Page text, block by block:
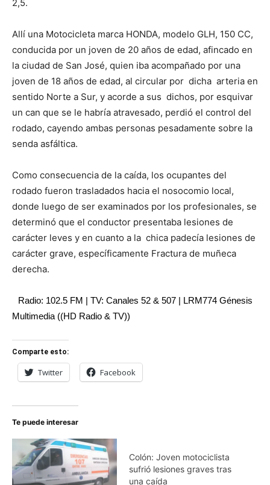
2,5.
Allí una Motocicleta marca HONDA, modelo GLH, 150 CC,
conducida por un joven de 20 años de edad, afincado en
la ciudad de San José, quien iba acompañado por una
joven de 18 años de edad, al circular por dicha arteria en
sentido Norte a Sur, y acorde a sus dichos, por esquivar
un can que se le habría atravesado, perdió el control del
rodado, cayendo ambas personas pesadamente sobre la
senda asfáltica.
Como consecuencia de la caída, los ocupantes del
rodado fueron trasladados hacia el nosocomio local,
donde luego de ser examinados por los profesionales, se
determinó que el conductor presentaba lesiones de
carácter leves y en cuanto a la chica padecía lesiones de
carácter grave, específicamente Fractura de muñeca
derecha.
Radio: 102.5 FM | TV: Canales 52 & 507 | LRM774 Génesis
Multimedia ((HD Radio & TV))
Comparte esto:
Twitter Facebook
Te puede interesar
Colón: Joven motociclista
sufrió lesiones graves tras
una caída